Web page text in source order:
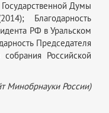
Думы
Благодарность
РФ в Уральском
Председателя
Российской
Минобрнауки России)